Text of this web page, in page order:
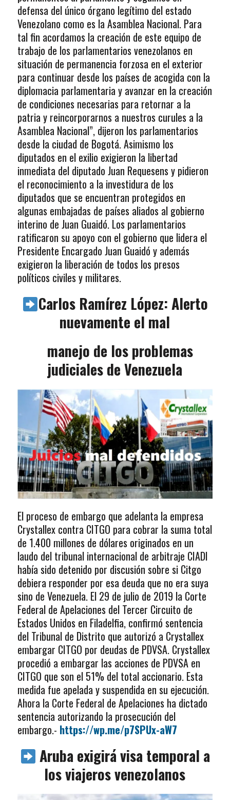
defensa del único órgano legítimo del estado
Venezolano como es la Asamblea Nacional. Para
tal fin acordamos la creación de este equipo de
trabajo de los parlamentarios venezolanos en
situación de permanencia forzosa en el exterior
para continuar desde los países de acogida con la
diplomacia parlamentaria y avanzar en la creación
de condiciones necesarias para retornar a la
patria y reincorporarnos a nuestros curules a la
Asamblea Nacional”, dijeron los parlamentarios
desde la ciudad de Bogotá. Asimismo los
diputados en el exilio exigieron la libertad
inmediata del diputado Juan Requesens y pidieron
el reconocimiento a la investidura de los
diputados que se encuentran protegidos en
algunas embajadas de países aliados al gobierno
interino de Juan Guaidó. Los parlamentarios
ratificaron su apoyo con el gobierno que lidera el
Presidente Encargado Juan Guaidó y además
exigieron la liberación de todos los presos
políticos civiles y militares.
Carlos Ramírez López: Alerto
nuevamente el mal
manejo de los problemas
judiciales de Venezuela
El proceso de embargo que adelanta la empresa
Crystallex contra CITGO para cobrar la suma total
de 1.400 millones de dólares originados en un
laudo del tribunal internacional de arbitraje CIADI
había sido detenido por discusión sobre si Citgo
debiera responder por esa deuda que no era suya
sino de Venezuela. El 29 de julio de 2019 la Corte
Federal de Apelaciones del Tercer Circuito de
Estados Unidos en Filadelfia, confirmó sentencia
del Tribunal de Distrito que autorizó a Crystallex
embargar CITGO por deudas de PDVSA. Crystallex
procedió a embargar las acciones de PDVSA en
CITGO que son el 51% del total accionario. Esta
medida fue apelada y suspendida en su ejecución.
Ahora la Corte Federal de Apelaciones ha dictado
sentencia autorizando la prosecución del
embargo.- https://wp.me/p7SPUx-aW7
Aruba exigirá visa temporal a
los viajeros venezolanos